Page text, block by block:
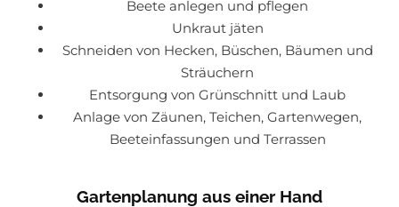
Beete anlegen und pflegen
Unkraut jäten
Schneiden von Hecken, Büschen, Bäumen und
Sträuchern
Entsorgung von Grünschnitt und Laub
Anlage von Zäunen, Teichen, Gartenwegen,
Beeteinfassungen und Terrassen
Gartenplanung aus einer Hand